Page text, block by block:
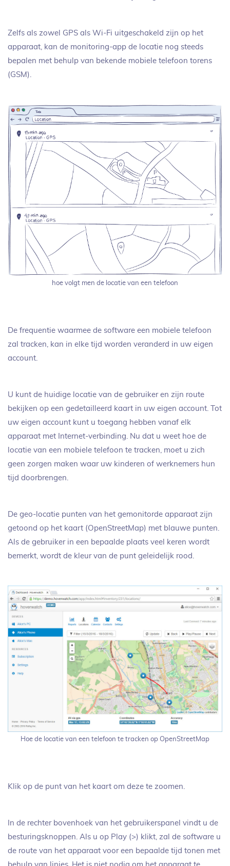
Zelfs als zowel GPS als Wi-Fi uitgeschakeld zijn op het
apparaat, kan de monitoring-app de locatie nog steeds
bepalen met behulp van bekende mobiele telefoon torens
(GSM).
hoe volgt men de locatie van een telefoon
De frequentie waarmee de software een mobiele telefoon
zal tracken, kan in elke tijd worden veranderd in uw eigen
account.
U kunt de huidige locatie van de gebruiker en zijn route
bekijken op een gedetailleerd kaart in uw eigen account. Tot
uw eigen account kunt u toegang hebben vanaf elk
apparaat met Internet-verbinding. Nu dat u weet hoe de
locatie van een mobiele telefoon te tracken, moet u zich
geen zorgen maken waar uw kinderen of werknemers hun
tijd doorbrengen.
De geo-locatie punten van het gemonitorde apparaat zijn
getoond op het kaart (OpenStreetMap) met blauwe punten.
Als de gebruiker in een bepaalde plaats veel keren wordt
bemerkt, wordt de kleur van de punt geleidelijk rood.
Hoe de locatie van een telefoon te tracken op OpenStreetMap
Klik op de punt van het kaart om deze te zoomen.
In de rechter bovenhoek van het gebruikerspanel vindt u de
besturingsknoppen. Als u op Play (>) klikt, zal de software u
de route van het apparaat voor een bepaalde tijd tonen met